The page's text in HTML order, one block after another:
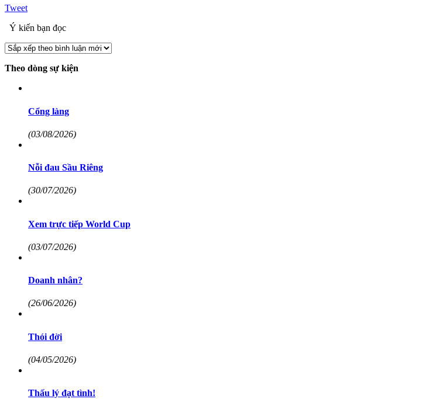
Tweet
Ý kiến bạn đọc
Theo dòng sự kiện
Cổng làng
(03/08/2026)
Nỗi đau Sầu Riêng
(30/07/2026)
Xem trực tiếp World Cup
(03/07/2026)
Doanh nhân?
(26/06/2026)
Thói đời
(04/05/2026)
Thấu lý đạt tình!